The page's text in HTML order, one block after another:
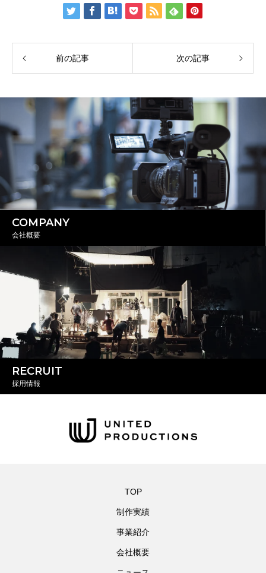
前の記事 次の記事
COMPANY
会社概要
RECRUIT
採用情報
TOP
制作実績
事業紹介
会社概要